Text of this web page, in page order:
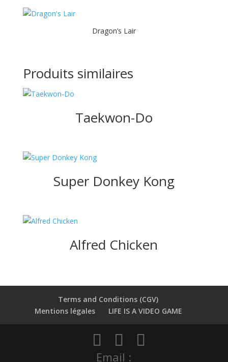
Dragon’s Lair
Produits similaires
Taekwon-Do
Super Donkey Kong
Alfred Chicken
Terms and Conditions (CGV)
Mentions légales
LIFE IS A VIDEO GAME
Email :